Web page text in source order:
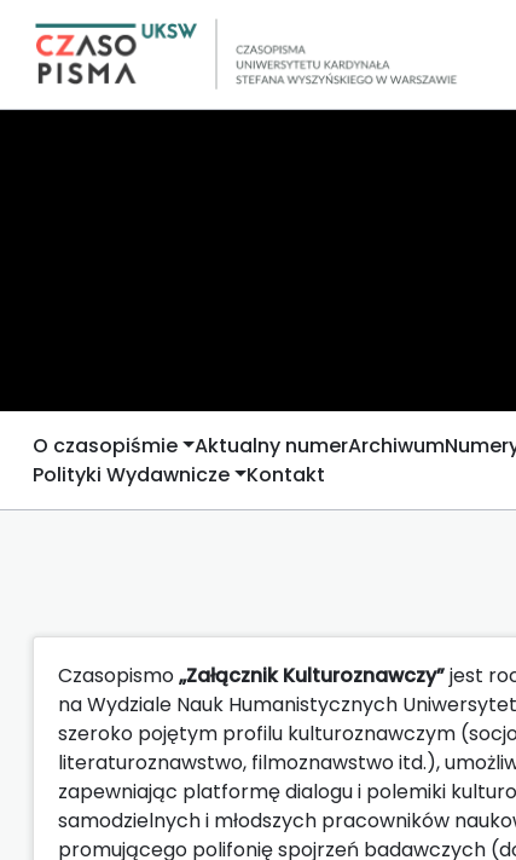
O czasopiśmie Aktualny numerArchiwum
Polityki Wydawnicze Kontakt
Czasopismo„Załącznik Kulturoznawczy”jest
na Wydziale Nauk Humanistycznych
szeroko pojętym profilu kulturoznawczym
literaturoznawstwo, filmoznawstwo itd.),
zapewniając platformę dialogu i polemiki
samodzielnych i młodszych pracowników
promującego polifonię spojrzeń badawczych